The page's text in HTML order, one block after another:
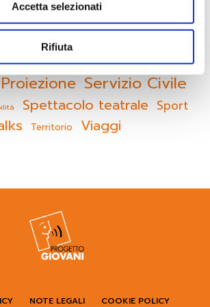
Accetta selezionati
Rifiuta
Crowfunding Design
Giovani Euganei
Laboratorio Lettura
Proiezione Servizio Civile
Spettacolo teatrale Sport
Territorio Viaggi
NOTE LEGALI COOKIE POLICY